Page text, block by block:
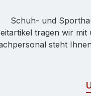
Schuh- und
tragen wir
steht